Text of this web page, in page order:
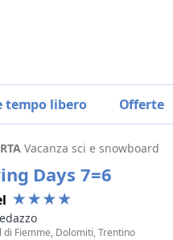
tempo libero Offerte
Vacanza sci e snowboard
Days 7=6
di Fiemme, Dolomiti, Trentino